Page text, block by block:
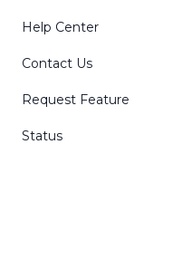
Help Center
Contact Us
Request Feature
Status